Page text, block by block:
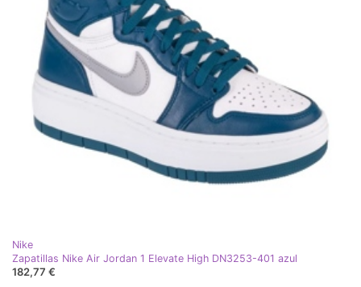
Nike
Zapatillas Nike Air Jordan 1 Elevate High DN3253-401 azul
182,77 €